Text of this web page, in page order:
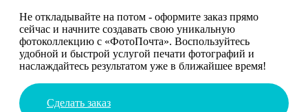
Не откладывайте на потом - оформите заказ прямо
сейчас и начните создавать свою уникальную
фотоколлекцию с «ФотоПочта». Воспользуйтесь
удобной и быстрой услугой печати фотографий и
наслаждайтесь результатом уже в ближайшее время!
Сделать заказ